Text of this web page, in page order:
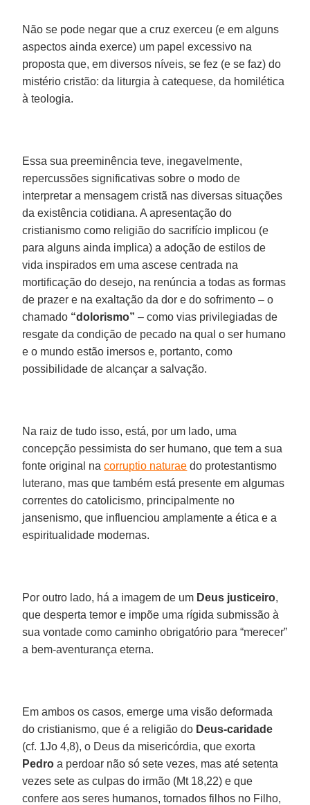
Não se pode negar que a cruz exerceu (e em alguns
aspectos ainda exerce) um papel excessivo na
proposta que, em diversos níveis, se fez (e se faz) do
mistério cristão: da liturgia à catequese, da homilética
à teologia.
Essa sua preeminência teve, inegavelmente,
repercussões significativas sobre o modo de
interpretar a mensagem cristã nas diversas situações
da existência cotidiana. A apresentação do
cristianismo como religião do sacrifício implicou (e
para alguns ainda implica) a adoção de estilos de
vida inspirados em uma ascese centrada na
mortificação do desejo, na renúncia a todas as formas
de prazer e na exaltação da dor e do sofrimento – o
chamado “dolorismo” – como vias privilegiadas de
resgate da condição de pecado na qual o ser humano
e o mundo estão imersos e, portanto, como
possibilidade de alcançar a salvação.
Na raiz de tudo isso, está, por um lado, uma
concepção pessimista do ser humano, que tem a sua
fonte original nacorruptio naturae do protestantismo
luterano, mas que também está presente em algumas
correntes do catolicismo, principalmente no
jansenismo, que influenciou amplamente a ética e a
espiritualidade modernas.
Por outro lado, há a imagem de um Deus justiceiro,
que desperta temor e impõe uma rígida submissão à
sua vontade como caminho obrigatório para “merecer”
a bem-aventurança eterna.
Em ambos os casos, emerge uma visão deformada
do cristianismo, que é a religião do Deus-caridade
(cf. 1Jo 4,8), o Deus da misericórdia, que exorta
Pedro a perdoar não só sete vezes, mas até setenta
vezes sete as culpas do irmão (Mt 18,22) e que
confere aos seres humanos, tornados filhos no Filho,